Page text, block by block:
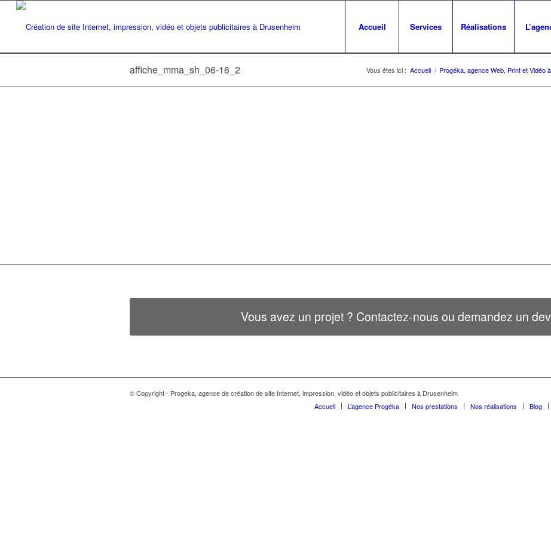
Accueil Services Réalisations
affiche_mma_sh_06-16_2 Vous êtes ici : Accueil / Progéka, agence Web, Print et Vidéo
Vous avez un projet ? Contactez-nous ou demandez un
© Copyright - Progeka, agence de création de site Internet, impression, vidéo et objets publicitaires à Drusenheim
Accueil
L’agence Progéka Nos prestations Nos réalisations Blog